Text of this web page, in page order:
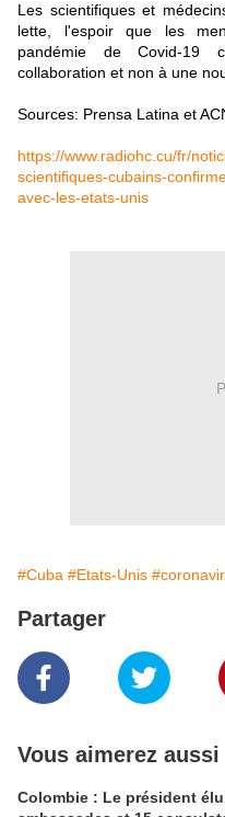
Les scientifiques et
lette, l'espoir que les
pandémie de Covid-19
collaboration et non à une
Sources: Prensa Latina et
https://www.radiohc.cu/fr/
scientifiques-cubains-
avec-les-etats-unis
#Cuba #Etats-Unis
Partager
Vous aimerez aussi
Colombie : Le président